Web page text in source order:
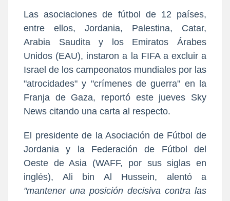
Las asociaciones de fútbol de 12 países,
entre ellos, Jordania, Palestina, Catar,
Arabia Saudita y los Emiratos Árabes
Unidos (EAU), instaron a la FIFA a excluir a
Israel de los campeonatos mundiales por las
"atrocidades" y "crímenes de guerra" en la
Franja de Gaza, reportó este jueves Sky
News citando una carta al respecto.
El presidente de la Asociación de Fútbol de
Jordania y la Federación de Fútbol del
Oeste de Asia (WAFF, por sus siglas en
inglés), Ali bin Al Hussein, alentó a
"mantener una posición decisiva contra las